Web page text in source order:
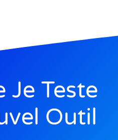
Je Teste
Outil